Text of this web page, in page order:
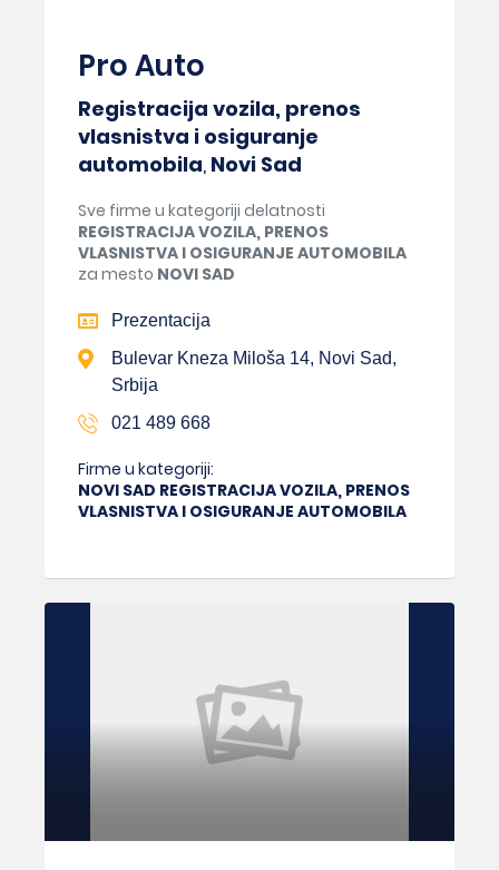
Pro Auto
Registracija vozila, prenos
vlasnistva i osiguranje
automobila, Novi Sad
Sve firme u kategoriji delatnosti
REGISTRACIJA VOZILA, PRENOS
VLASNISTVA I OSIGURANJE AUTOMOBILA
za mesto NOVI SAD
Prezentacija
Bulevar Kneza Miloša 14, Novi Sad,
Srbija
021 489 668
Firme u kategoriji:
NOVI SAD REGISTRACIJA VOZILA, PRENOS
VLASNISTVA I OSIGURANJE AUTOMOBILA